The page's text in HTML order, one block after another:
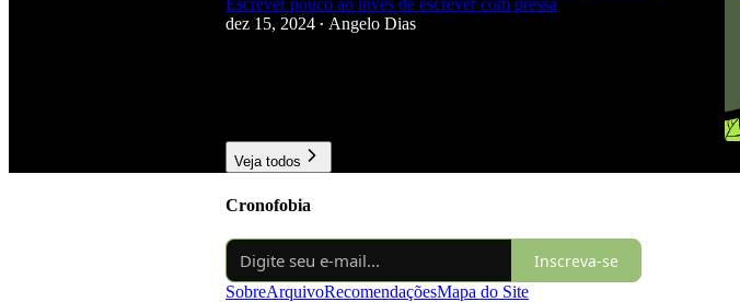
dez 15, 2024 • Angelo Dias
Veja todos
Cronofobia
Inscreva-se
SobreArquivoRecomendaçõesMapa do Site